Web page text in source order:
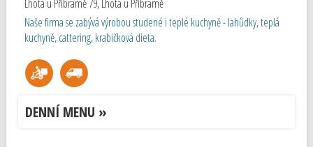
Lhota u Příbramě 79,Lhota u Příbramě
Naše firma se zabývá výrobou studené i teplé kuchyně - lahůdky, teplá
kuchyně, cattering, krabičková dieta.
DENNÍ MENU »